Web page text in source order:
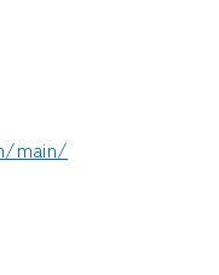
main/